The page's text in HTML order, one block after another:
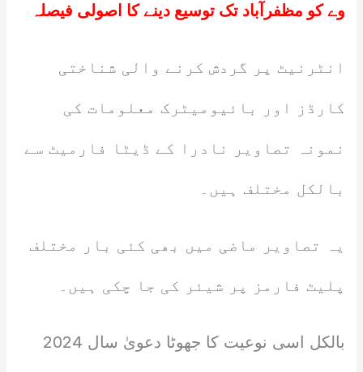
وے کو مظفرآباد تک توسیع دینے کا اصولی فیصلہ
انٹرنیٹ پر گردش کرنے والی شناختی
کارڈز اور بائیومیٹرک معلومات کی
نمونہ تصاویر نادرا کے ڈیٹا فارمیٹ سے
بالکل مختلف ہیں۔
یہ تصاویر ماضی میں بھی کئی بار مختلف
پلیٹ فارمز پر شیئر کی جا چکی ہیں۔
بالکل اسی نوعیت کا جھوٹا دعویٰ سال 2024